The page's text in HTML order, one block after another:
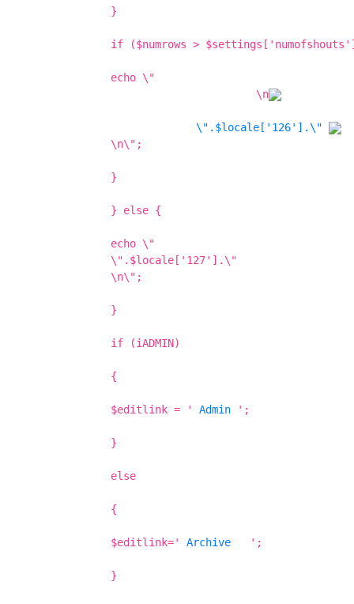
}
if ($numrows >
echo \"
\n
\".$locale['126'].\"
\n\";
}
} else {
echo \"
\".$locale['127'].\"
\n\";
}
if (iADMIN)
{
$editlink = ' Admin ';
}
else
{
$editlink=' Archive ';
}